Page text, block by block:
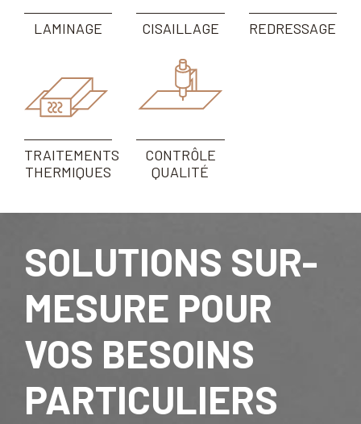
LAMINAGE CISAILLAGE REDRESSAGE
TRAITEMENTS
THERMIQUES
CONTRÔLE
QUALITÉ
SOLUTIONS SUR-
MESURE POUR
VOS BESOINS
PARTICULIERS